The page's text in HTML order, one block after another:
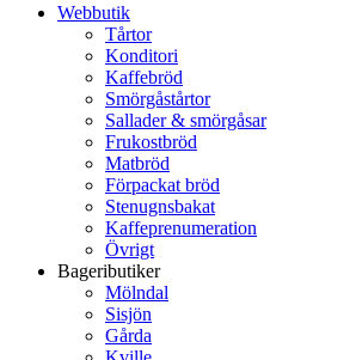
Webbutik
Tårtor
Konditori
Kaffebröd
Smörgåstårtor
Sallader & smörgåsar
Frukostbröd
Matbröd
Förpackat bröd
Stenugnsbakat
Kaffeprenumeration
Övrigt
Bageributiker
Mölndal
Sisjön
Gårda